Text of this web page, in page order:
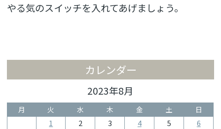
やる気のスイッチを入れてあげましょう。
カレンダー
2023年8月
月 火 水 木 金 土 日
1 2 3 4 5
6